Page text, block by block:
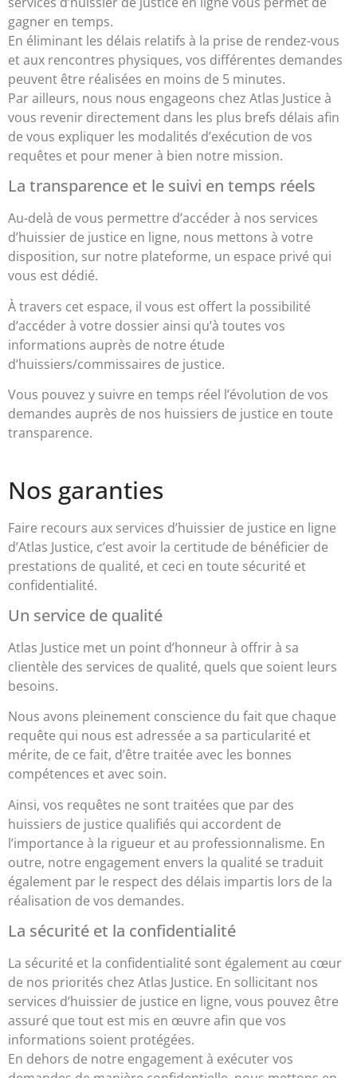
gagner en temps.
En éliminant les délais relatifs à la prise de rendez-vous
et aux rencontres physiques, vos différentes demandes
peuvent être réalisées en moins de 5 minutes.
Par ailleurs, nous nous engageons chez Atlas Justice à
vous revenir directement dans les plus brefs délais afin
de vous expliquer les modalités d’exécution de vos
requêtes et pour mener à bien notre mission.
La transparence et le suivi en temps réels
Au-delà de vous permettre d’accéder à nos services
d’huissier de justice en ligne, nous mettons à votre
disposition, sur notre plateforme, un espace privé qui
vous est dédié.
À travers cet espace, il vous est offert la possibilité
d’accéder à votre dossier ainsi qu’à toutes vos
informations auprès de notre étude
d’huissiers/commissaires de justice.
Vous pouvez y suivre en temps réel l’évolution de vos
demandes auprès de nos huissiers de justice en toute
transparence.
Nos garanties
Faire recours aux services d’huissier de justice en ligne
d’Atlas Justice, c’est avoir la certitude de bénéficier de
prestations de qualité, et ceci en toute sécurité et
confidentialité.
Un service de qualité
Atlas Justice met un point d’honneur à offrir à sa
clientèle des services de qualité, quels que soient leurs
besoins.
Nous avons pleinement conscience du fait que chaque
requête qui nous est adressée a sa particularité et
mérite, de ce fait, d’être traitée avec les bonnes
compétences et avec soin.
Ainsi, vos requêtes ne sont traitées que par des
huissiers de justice qualifiés qui accordent de
l’importance à la rigueur et au professionnalisme. En
outre, notre engagement envers la qualité se traduit
également par le respect des délais impartis lors de la
réalisation de vos demandes.
La sécurité et la confidentialité
La sécurité et la confidentialité sont également au cœur
de nos priorités chez Atlas Justice. En sollicitant nos
services d’huissier de justice en ligne, vous pouvez être
assuré que tout est mis en œuvre afin que vos
informations soient protégées.
En dehors de notre engagement à exécuter vos